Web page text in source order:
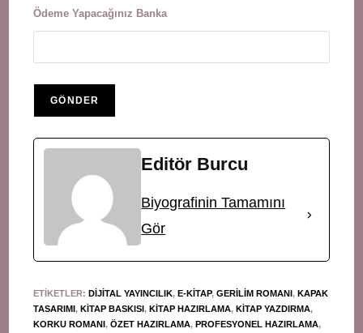
Ödeme Yapacağınız Banka
Editör Burcu
Biyografinin Tamamını
Gör
ETIKETLER:DIJITAL YAYINCILIK, E-KITAP, GERILIM ROMANI, KAPAK
TASARIMI, KITAP BASKISI, KITAP HAZIRLAMA, KITAP YAZDIRMA,
KORKU ROMANI, ÖZET HAZIRLAMA, PROFESYONEL HAZIRLAMA,